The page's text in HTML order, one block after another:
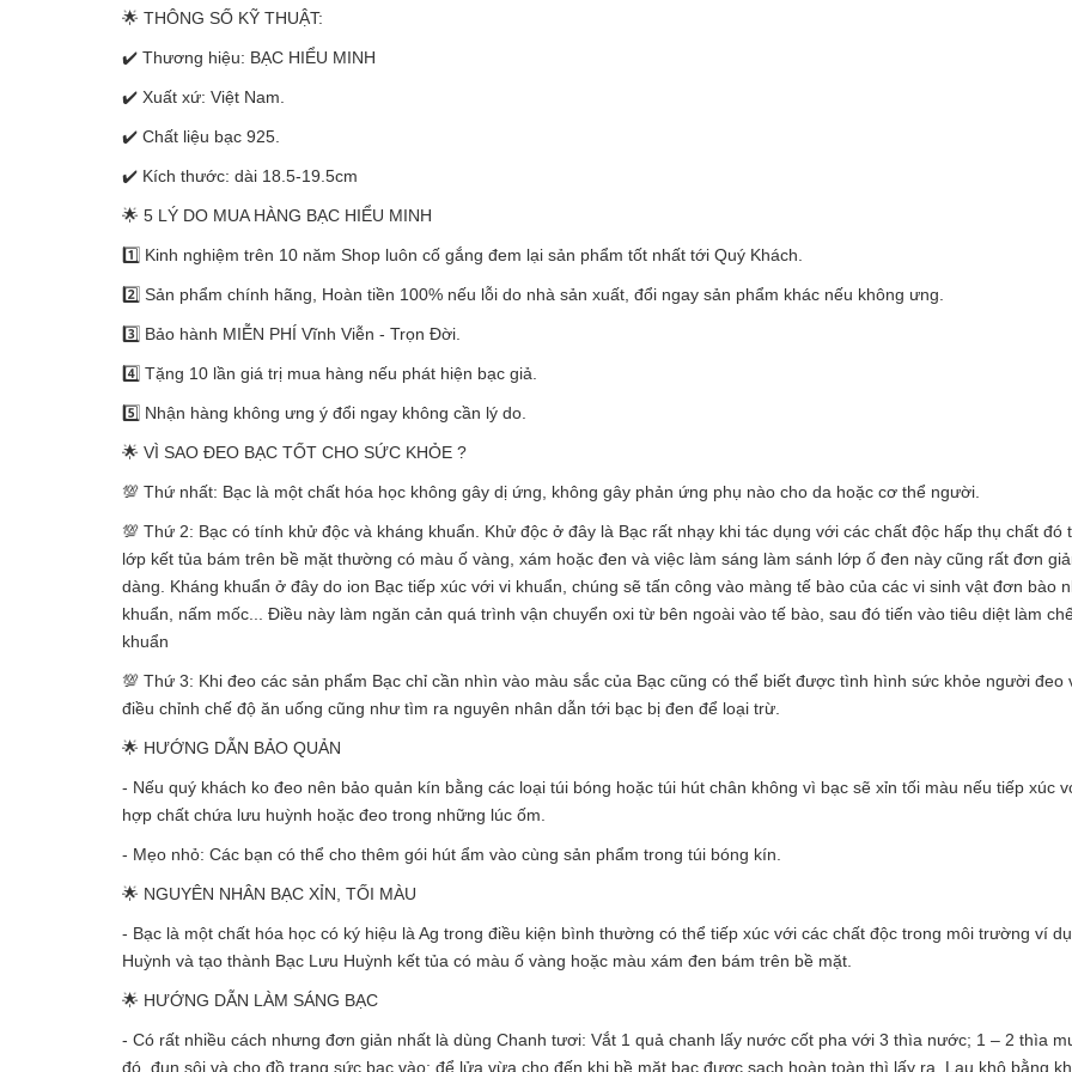
🌟 THÔNG SỐ KỸ THUẬT:
✔️ Thương hiệu: BẠC HIỂU MINH
✔️ Xuất xứ: Việt Nam.
✔️ Chất liệu bạc 925.
✔️ Kích thước: dài 18.5-19.5cm
🌟 5 LÝ DO MUA HÀNG BẠC HIỂU MINH
1️⃣ Kinh nghiệm trên 10 năm Shop luôn cố gắng đem lại sản phẩm tốt nhất tới Quý Khách.
2️⃣ Sản phẩm chính hãng, Hoàn tiền 100% nếu lỗi do nhà sản xuất, đổi ngay sản phẩm khác nếu không ưng.
3️⃣ Bảo hành MIỄN PHÍ Vĩnh Viễn - Trọn Đời.
4️⃣ Tặng 10 lần giá trị mua hàng nếu phát hiện bạc giả.
5️⃣ Nhận hàng không ưng ý đổi ngay không cần lý do.
🌟 VÌ SAO ĐEO BẠC TỐT CHO SỨC KHỎE ?
💯 Thứ nhất: Bạc là một chất hóa học không gây dị ứng, không gây phản ứng phụ nào cho da hoặc cơ thể người.
💯 Thứ 2: Bạc có tính khử độc và kháng khuẩn. Khử độc ở đây là Bạc rất nhạy khi tác dụng với các chất độc hấp thụ chất đó
lớp kết tủa bám trên bề mặt thường có màu ố vàng, xám hoặc đen và việc làm sáng làm sánh lớp ố đen này cũng rất đơn
dàng. Kháng khuẩn ở đây do ion Bạc tiếp xúc với vi khuẩn, chúng sẽ tấn công vào màng tế bào của các vi sinh vật đơn bào
khuẩn, nấm mốc... Điều này làm ngăn cản quá trình vận chuyển oxi từ bên ngoài vào tế bào, sau đó tiến vào tiêu diệt làm
khuẩn
💯 Thứ 3: Khi đeo các sản phẩm Bạc chỉ cần nhìn vào màu sắc của Bạc cũng có thể biết được tình hình sức khỏe người đeo
điều chỉnh chế độ ăn uống cũng như tìm ra nguyên nhân dẫn tới bạc bị đen để loại trừ.
🌟 HƯỚNG DẪN BẢO QUẢN
- Nếu quý khách ko đeo nên bảo quản kín bằng các loại túi bóng hoặc túi hút chân không vì bạc sẽ xỉn tối màu nếu tiếp xúc
hợp chất chứa lưu huỳnh hoặc đeo trong những lúc ốm.
- Mẹo nhỏ: Các bạn có thể cho thêm gói hút ẩm vào cùng sản phẩm trong túi bóng kín.
🌟 NGUYÊN NHÂN BẠC XỈN, TỐI MÀU
- Bạc là một chất hóa học có ký hiệu là Ag trong điều kiện bình thường có thể tiếp xúc với các chất độc trong môi trường ví
Huỳnh và tạo thành Bạc Lưu Huỳnh kết tủa có màu ố vàng hoặc màu xám đen bám trên bề mặt.
🌟 HƯỚNG DẪN LÀM SÁNG BẠC
- Có rất nhiều cách nhưng đơn giản nhất là dùng Chanh tươi: Vắt 1 quả chanh lấy nước cốt pha với 3 thìa nước; 1 – 2 thìa
đó, đun sôi và cho đồ trang sức bạc vào; để lửa vừa cho đến khi bề mặt bạc được sạch hoàn toàn thì lấy ra. Lau khô bằng